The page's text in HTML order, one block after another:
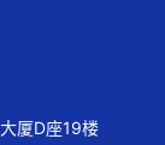
厦D座19楼